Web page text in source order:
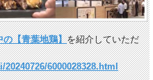
の【青葉地鶏】を紹介していただ
6000028328.html